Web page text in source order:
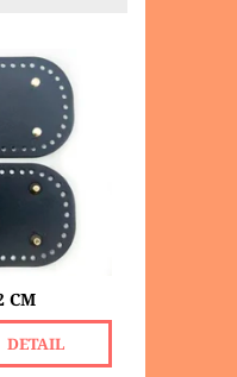
je vhodné
z přízí,
Má v
) pro...
ks
CM
DETAIL